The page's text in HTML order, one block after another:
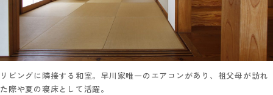
リビングに隣接する和室。早川家唯一のエアコンがあり、祖父母が訪れ
た際や夏の寝床として活躍。